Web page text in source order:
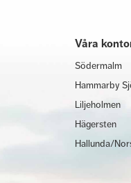
Våra
Södermalm
Hammarby
Liljeholmen
Hägersten
Hallunda/